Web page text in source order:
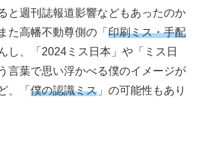
と週刊誌報道影響などもあったのか
た高幡不動尊側の「 印刷ミス・手配
し、「2024ミス日本」や「ミス日
言葉で思い浮かべる僕のイメージが
、「 僕の認識ミス 」の可能性もあり